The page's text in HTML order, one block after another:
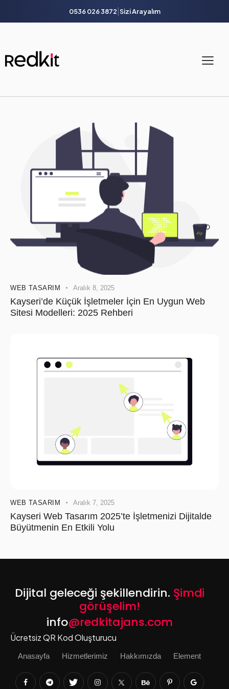
0536 026 3872 Sizi Arayalım
WEB TASARIM Aralık 8, 2025
Kayseri’de Küçük İşletmeler İçin En Uygun Web
Sitesi Modelleri: 2025 Rehberi
WEB TASARIM Aralık 7, 2025
Kayseri Web Tasarım 2025’te İşletmenizi Dijitalde
Büyütmenin En Etkili Yolu
Dijital geleceği şekillendirin. Şimdi
görüşelim!
info@redkitajans.com
Ücretsiz QR Kod Oluşturucu
Anasayfa Hizmetlerimiz Hakkımızda Element